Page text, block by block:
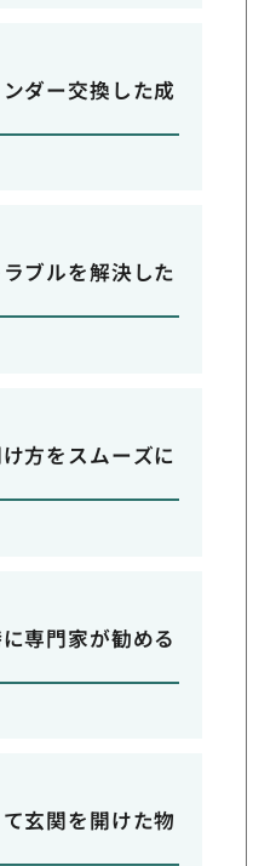
ダー交換した成
ブルを解決した
方をスムーズに
専門家が勧める
玄関を開けた物